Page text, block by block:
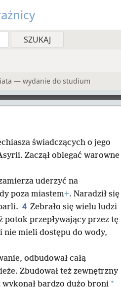
— wydanie do studium
świadczących o jego
Zaczął oblegać warowne
uderzyć na
poza miastem+. Naradził się
4 Zebrało się wielu ludzi
potok przepływający przez tę
mieli dostępu do wody,
odbudował całą
Zbudował też zewnętrzny
wykonał bardzo dużo broni *